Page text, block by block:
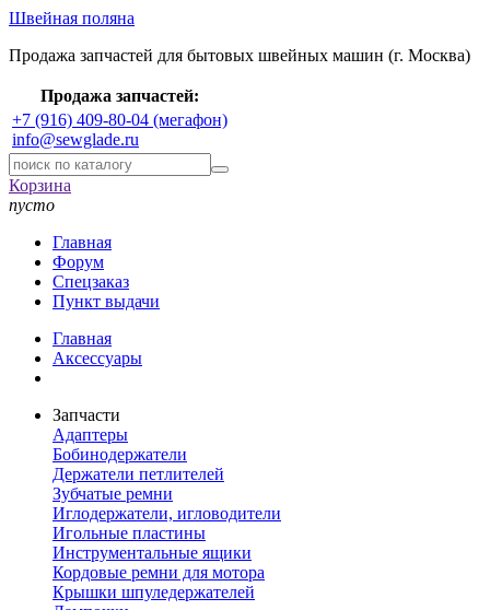
Швейная поляна
Продажа запчастей для бытовых швейных машин (г. Москва)
Продажа запчастей:
+7 (916) 409-80-04 (мегафон)
info@sewglade.ru
Корзина
пусто
Главная
Форум
Спецзаказ
Пункт выдачи
Главная
Аксессуары
Запчасти
Адаптеры
Бобинодержатели
Держатели петлителей
Зубчатые ремни
Иглодержатели, игловодители
Игольные пластины
Инструментальные ящики
Кордовые ремни для мотора
Крышки шпуледержателей